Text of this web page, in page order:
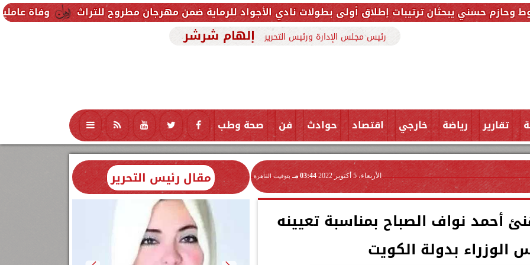
وفاة عاملين متأثرين ترتيبات إطلاق أولى بطولات نادي الأجواد للرماية ضمن مهرجان مطروح للتراث
رئيس مجلس الإدارة ورئيس التحرير إلهام شرشر
تقارير رياضة خارجي اقتصاد حوادث فن صحة وطب تكنولوجيا منوعات محافظات
الأربعاء، 5 أكتوبر 2022 03:44 مـ بتوقيت القاهرة
أحمد نواف الصباح بمناسبة تعيينه
الوزراء بدولة الكويت
مقال رئيس التحرير